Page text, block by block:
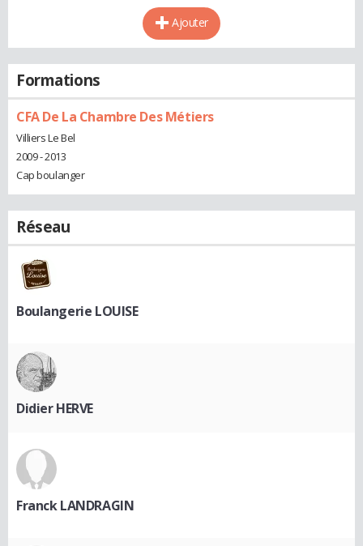
Ajouter
Formations
CFA De La Chambre Des Métiers
Villiers Le Bel
2009 - 2013
Cap boulanger
Réseau
Boulangerie LOUISE
Didier HERVE
Franck LANDRAGIN